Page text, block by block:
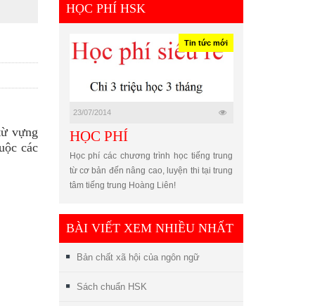
vựng
các
HỌC PHÍ HSK
Tin tức mới
23/07/2014
HỌC PHÍ
Học phí các chương trình học tiếng trung
từ cơ bản đến nâng cao, luyện thi tại trung
tâm tiếng trung Hoàng Liên!
BÀI VIẾT XEM NHIỀU NHẤT
Bản chất xã hội của ngôn ngữ
Sách chuẩn HSK